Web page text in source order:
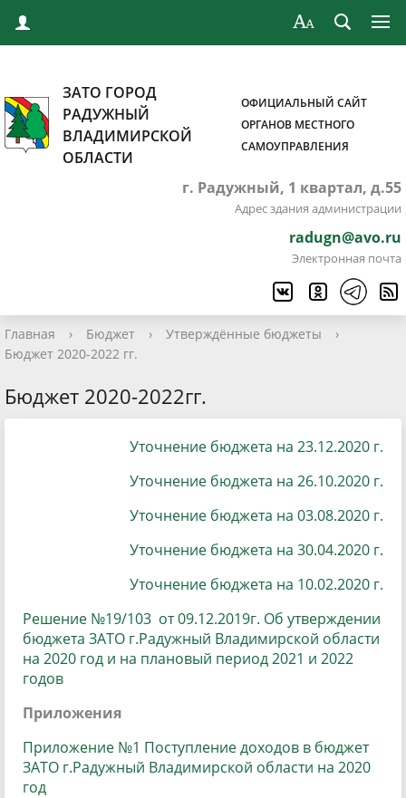
ЗАТО ГОРОД
РАДУЖНЫЙ
ВЛАДИМИРСКОЙ
ОБЛАСТИ
ОФИЦИАЛЬНЫЙ САЙТ
ОРГАНОВ МЕСТНОГО
САМОУПРАВЛЕНИЯ
г. Радужный, 1 квартал, д.55
Адрес здания администрации
radugn@avo.ru
Электронная почта
Главная › Бюджет › Утверждённые бюджеты
›
Бюджет 2020-2022 гг.
Бюджет 2020-2022гг.
Уточнение бюджета на 23.12.2020 г.
Уточнение бюджета на 26.10.2020 г.
Уточнение бюджета на 03.08.2020 г.
Уточнение бюджета на 30.04.2020 г.
Уточнение бюджета на 10.02.2020 г.
Решение №19/103 от 09.12.2019г. Об утверждении
бюджета ЗАТО г.Радужный Владимирской области
на 2020 год и на плановый период 2021 и 2022
годов
Приложения
Приложение №1 Поступление доходов в бюджет
ЗАТО г.Радужный Владимирской области на 2020
год